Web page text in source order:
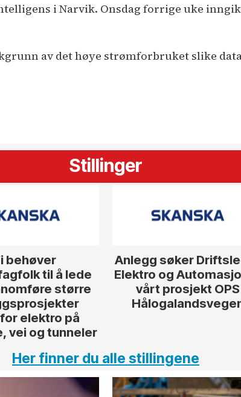
i Narvik. Onsdag forrige uke
av det høye strømforbruket slike
Stillinger
behøver
til å lede
større
elektro på
vei og tunneler
Anlegg søker
Elektro og
vårt prosjekt OPS
Her finner du alle stillingene